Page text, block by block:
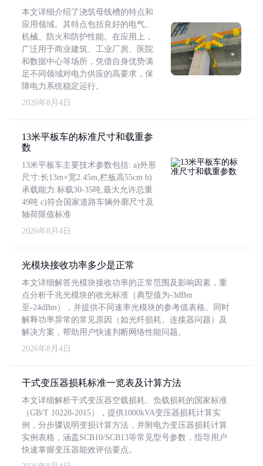
本文详细介绍了浇筑母线槽的特点和
应用领域。其特点包括良好的电气、
机械、防火和防护性能。在应用上，
广泛用于商业建筑、工业厂房、医院
和数据中心等场所，凭借自身优势满
足不同领域对电力供应的高要求，保
障电力系统稳定运行。
2026年8月4日
13米平板车的标准尺寸和载重参
数
13米平板车主要技术参数包括: a)外形
尺寸:长13m×宽2.45m,栏板高55cm b)
承载能力:标载30-35吨,最大允许总重
49吨 c)符合国家道路车辆外廓尺寸及
轴荷限值标准
2026年8月4日
光模块接收功率多少是正常
本文详细解答光模块接收功率的正常范围及影响因素，重
点分析千兆光模块的收光标准（典型值为-3dBm
至-24dBm），并提供不同速率光模块的参考值表格。同时
解释功率异常的常见原因（如光纤损耗、连接器问题）及
解决方案，帮助用户快速判断网络性能问题。
2026年8月4日
干式变压器损耗标准一览表及计算方法
本文详细解析干式变压器空载损耗、负载损耗的国家标准
（GB/T 10228-2015），提供1000kVA变压器损耗计算实
例，分步骤说明变损计算方法，并附电力变压器损耗计算
实例表格，涵盖SCB10/SCB13等常见型号参数，指导用户
快速掌握变压器能效评估要点。